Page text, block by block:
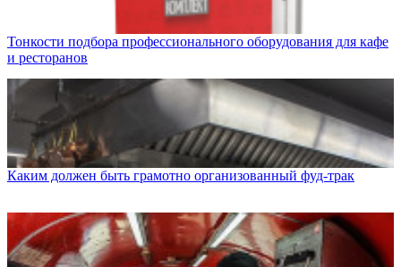
Тонкости подбора профессионального оборудования для кафе
и ресторанов
Каким должен быть грамотно организованный фуд-трак